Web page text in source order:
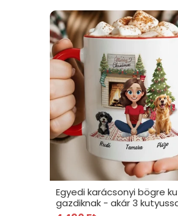
Egyedi karácsonyi bögre
gazdiknak - akár 3